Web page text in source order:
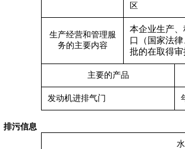
区
生产经营和管理服
务的主要内容
本企业生产
口（国家法
批的在取得
主要的产品
发动机进排气门
排污信息
水